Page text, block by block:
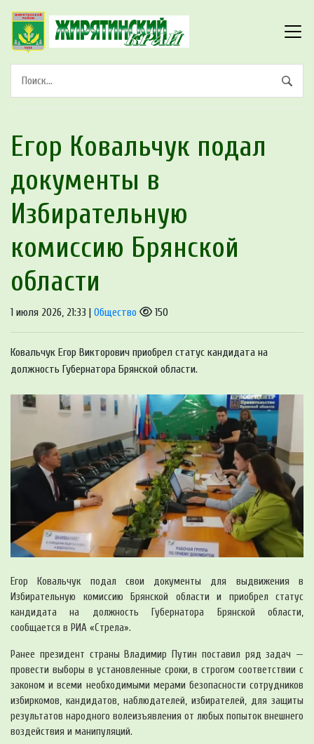
Егор Ковальчук подал
документы в
Избирательную
комиссию Брянской
области
1 июля 2026, 21:33 | Общество 150
Ковальчук Егор Викторович приобрел статус кандидата на
должность Губернатора Брянской области.
Егор Ковальчук подал свои документы для выдвижения в
Избирательную комиссию Брянской области и приобрел статус
кандидата на должность Губернатора Брянской области,
сообщается в РИА «Стрела».
Ранее президент страны Владимир Путин поставил ряд задач —
провести выборы в установленные сроки, в строгом соответствии с
законом и всеми необходимыми мерами безопасности сотрудников
избиркомов, кандидатов, наблюдателей, избирателей, для защиты
результатов народного волеизъявления от любых попыток внешнего
воздействия и манипуляций.